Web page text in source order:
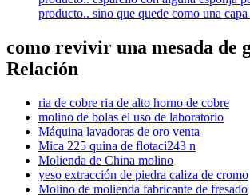
producto.. sino que quede como una capa
como revivir una mesada de
Relación
ria de cobre ria de alto horno de cobre
molino de bolas el uso de laboratorio
Máquina lavadoras de oro venta
Mica 225 quina de flotaci243 n
Molienda de China molino
yeso extracción de piedra caliza de cromo
Molino de molienda fabricante de fresado